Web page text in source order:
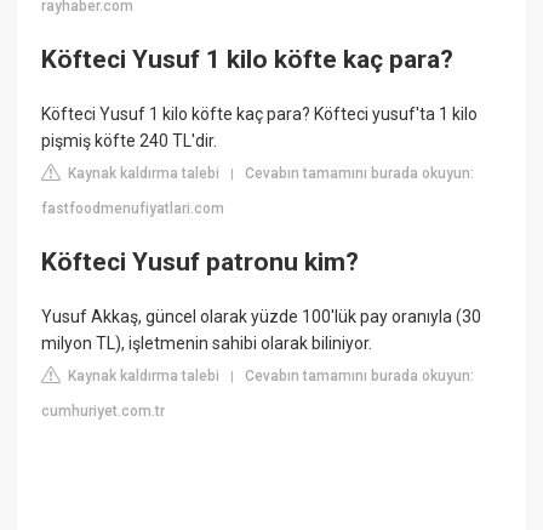
rayhaber.com
Köfteci Yusuf 1 kilo köfte kaç para?
Köfteci Yusuf 1 kilo köfte kaç para? Köfteci yusuf'ta 1 kilo
pişmiş köfte 240 TL'dir.
Kaynak kaldırma talebi |Cevabın tamamını burada okuyun:
fastfoodmenufiyatlari.com
Köfteci Yusuf patronu kim?
Yusuf Akkaş, güncel olarak yüzde 100'lük pay oranıyla (30
milyon TL), işletmenin sahibi olarak biliniyor.
Kaynak kaldırma talebi |Cevabın tamamını burada okuyun:
cumhuriyet.com.tr